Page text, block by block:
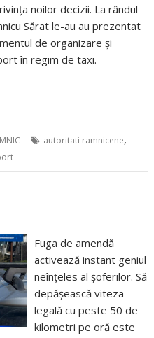
noilor decizii. La rândul
Sărat le-au au prezentat
de organizare și
în regim de taxi.
autoritati ramnicene,
Fuga de amendă
activează instant geniul
neînțeles al șoferilor. Să
depășească viteza
legală cu peste 50 de
kilometri pe oră este